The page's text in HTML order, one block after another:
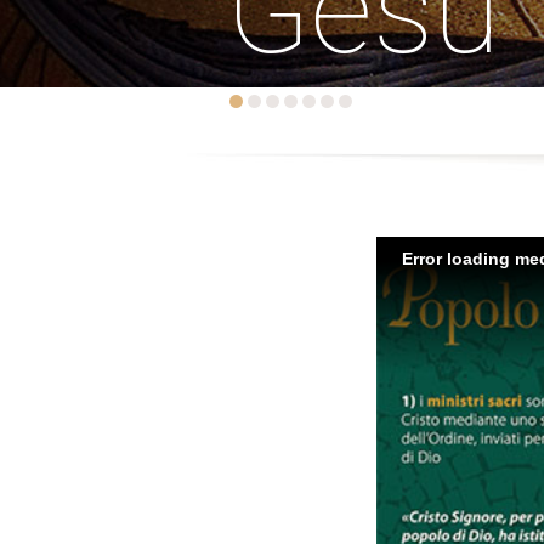
Error loading